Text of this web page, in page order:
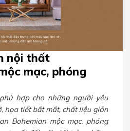
nội thất
mạc, phóng
hợp cho những người yêu
họa tiết bắt mắt, chất liệu giản
Bohemian mộc mạc, phóng